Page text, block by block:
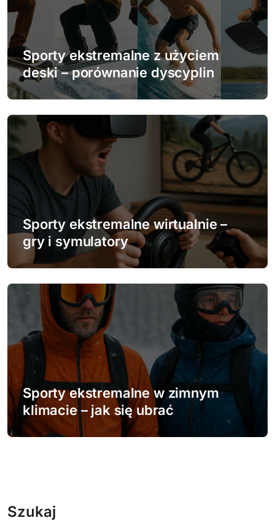
a
w
p
i
s
u
Sporty ekstremalne z użyciem
deski – porównanie dyscyplin
Sporty ekstremalne wirtualnie –
gry i symulatory
Sporty ekstremalne w zimnym
klimacie – jak się ubrać
Szukaj